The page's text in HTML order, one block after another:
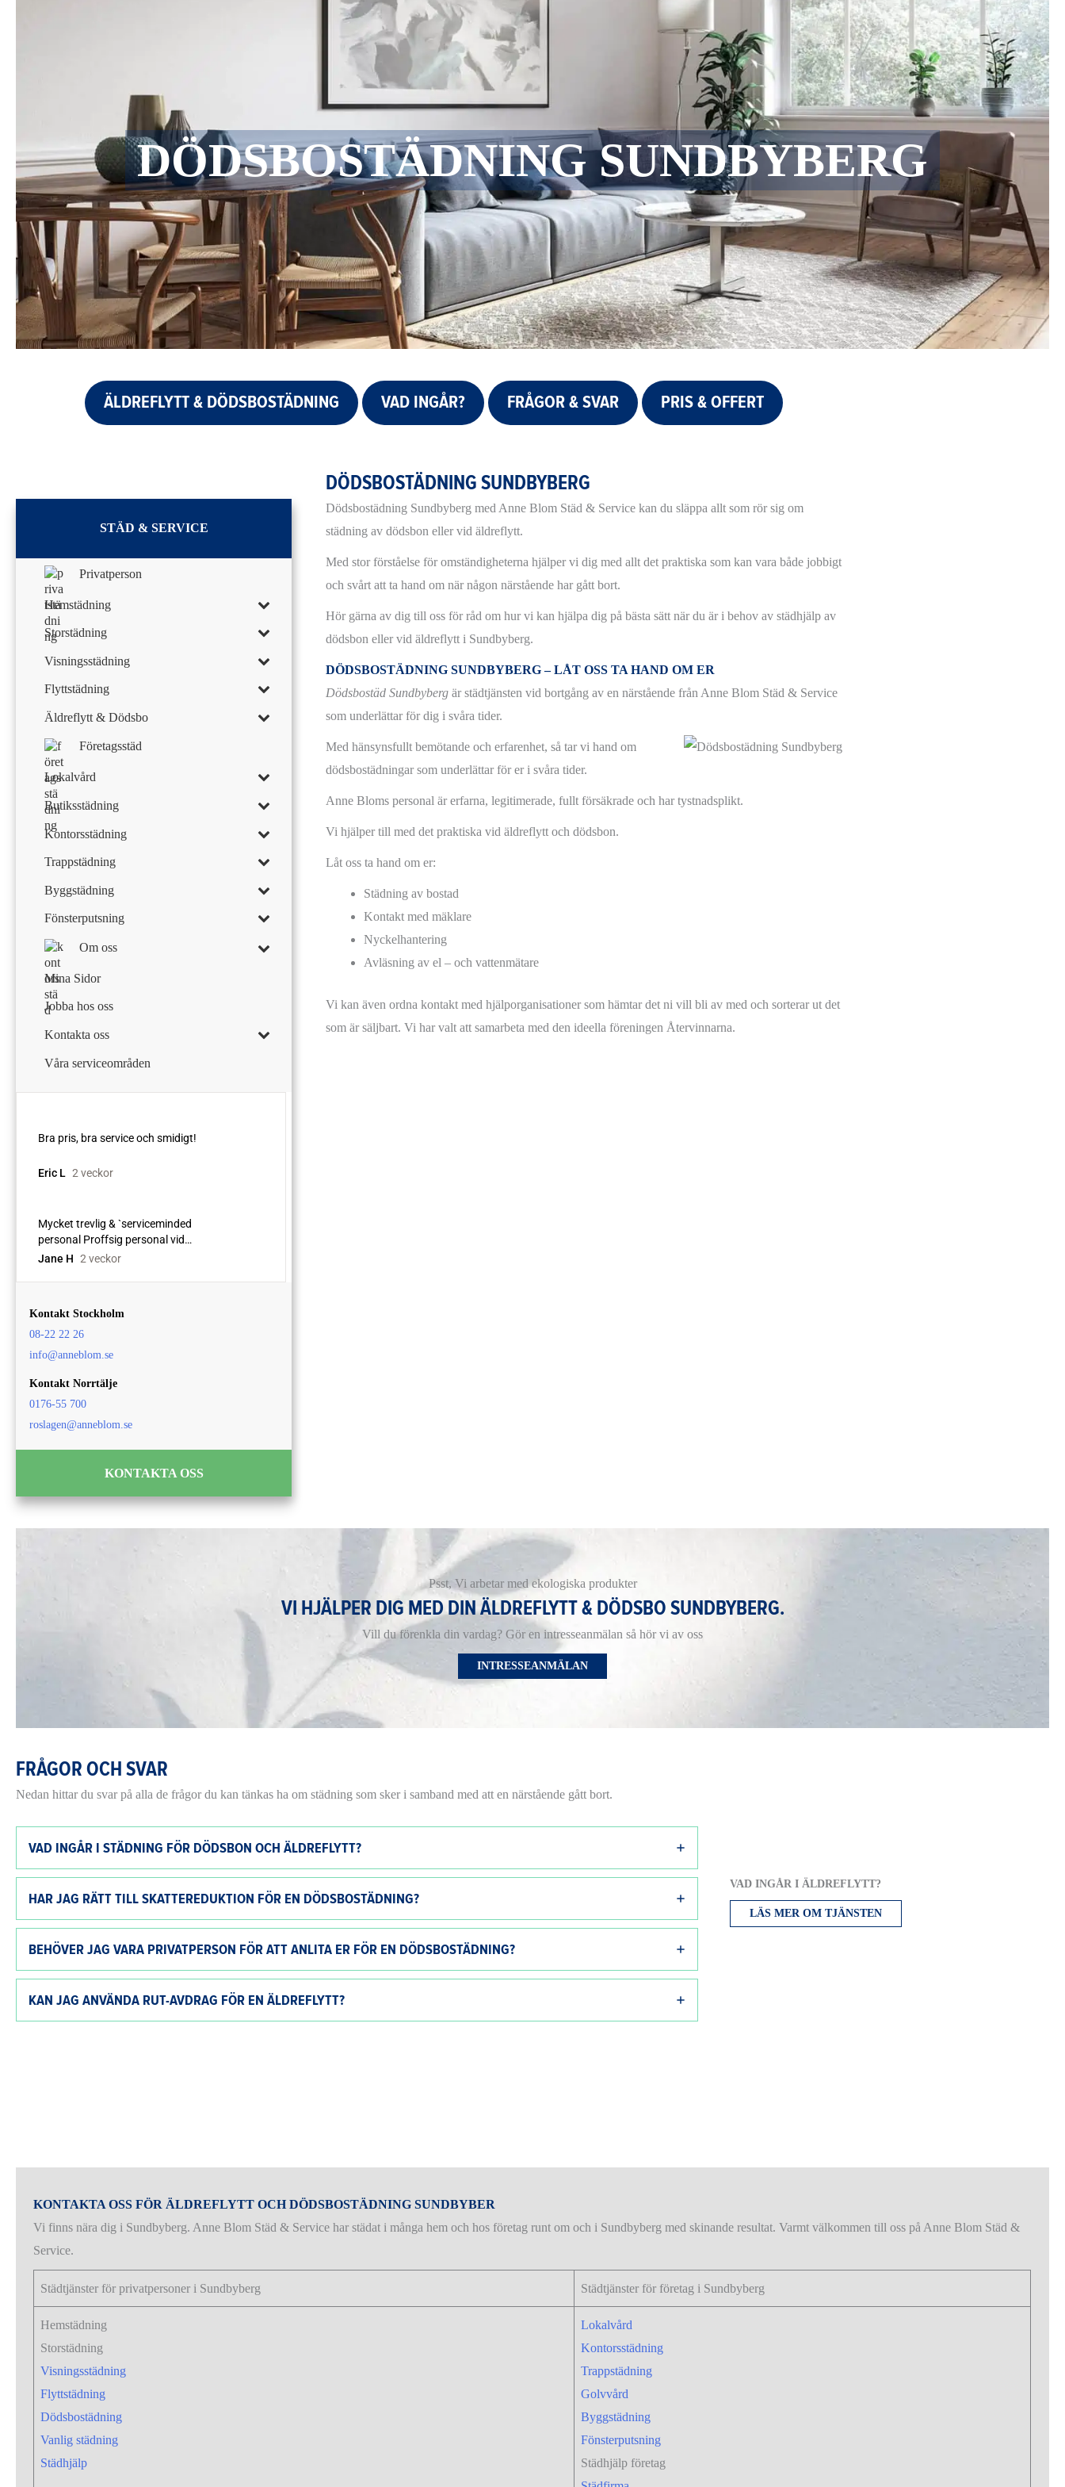
DÖDSBOSTÄDNING SUNDBYBERG
ÄLDREFLYTT & DÖDSBOSTÄDNING VAD INGÅR? FRÅGOR & SVAR PRIS & OFFERT
STÄD & SERVICE
Privatperson
Hemstädning
Storstädning
Visningsstädning
Flyttstädning
Äldreflytt & Dödsbo
Företagsstäd
Lokalvård
Butiksstädning
Kontorsstädning
Trappstädning
Byggstädning
Fönsterputsning
Om oss
Mina Sidor
Jobba hos oss
Kontakta oss
Våra serviceområden
Kontakt Stockholm
08-22 22 26
info@anneblom.se
Kontakt Norrtälje
0176-55 700
roslagen@anneblom.se
KONTAKTA OSS
DÖDSBOSTÄDNING SUNDBYBERG
Dödsbostädning Sundbyberg med Anne Blom Städ & Service kan du släppa allt som rör sig om
städning av dödsbon eller vid äldreflytt.
Med stor förståelse för omständigheterna hjälper vi dig med allt det praktiska som kan vara både jobbigt
och svårt att ta hand om när någon närstående har gått bort.
Hör gärna av dig till oss för råd om hur vi kan hjälpa dig på bästa sätt när du är i behov av städhjälp av
dödsbon eller vid äldreflytt i Sundbyberg.
DÖDSBOSTÄDNING SUNDBYBERG – LÅT OSS TA HAND OM ER
Dödsbostäd Sundbyberg är städtjänsten vid bortgång av en närstående från Anne Blom Städ & Service
som underlättar för dig i svåra tider.
Med hänsynsfullt bemötande och erfarenhet, så tar vi hand om
dödsbostädningar som underlättar för er i svåra tider.
Anne Bloms personal är erfarna, legitimerade, fullt försäkrade och har tystnadsplikt.
Vi hjälper till med det praktiska vid äldreflytt och dödsbon.
Låt oss ta hand om er:
Städning av bostad
Kontakt med mäklare
Nyckelhantering
Avläsning av el – och vattenmätare
Vi kan även ordna kontakt med hjälporganisationer som hämtar det ni vill bli av med och sorterar ut det
som är säljbart. Vi har valt att samarbeta med den ideella föreningen Återvinnarna.
Psst, Vi arbetar med ekologiska produkter
VI HJÄLPER DIG MED DIN ÄLDREFLYTT & DÖDSBO SUNDBYBERG.
Vill du förenkla din vardag? Gör en intresseanmälan så hör vi av oss
INTRESSEANMÄLAN
FRÅGOR OCH SVAR
Nedan hittar du svar på alla de frågor du kan tänkas ha om städning som sker i samband med att en närstående gått bort.
VAD INGÅR I STÄDNING FÖR DÖDSBON OCH ÄLDREFLYTT?
HAR JAG RÄTT TILL SKATTEREDUKTION FÖR EN DÖDSBOSTÄDNING?
BEHÖVER JAG VARA PRIVATPERSON FÖR ATT ANLITA ER FÖR EN DÖDSBOSTÄDNING?
KAN JAG ANVÄNDA RUT-AVDRAG FÖR EN ÄLDREFLYTT?
VAD INGÅR I ÄLDREFLYTT?
LÄS MER OM TJÄNSTEN
KONTAKTA OSS FÖR ÄLDREFLYTT OCH DÖDSBOSTÄDNING SUNDBYBER
Vi finns nära dig i Sundbyberg. Anne Blom Städ & Service har städat i många hem och hos företag runt om och i Sundbyberg med skinande resultat. Varmt välkommen till oss på Anne Blom Städ &
Service.
Städtjänster för privatpersoner i Sundbyberg Städtjänster för företag i Sundbyberg
Hemstädning
Storstädning
Visningsstädning
Flyttstädning
Dödsbostädning
Vanlig städning
Städhjälp
Lokalvård
Kontorsstädning
Trappstädning
Golvvård
Byggstädning
Fönsterputsning
Städhjälp företag